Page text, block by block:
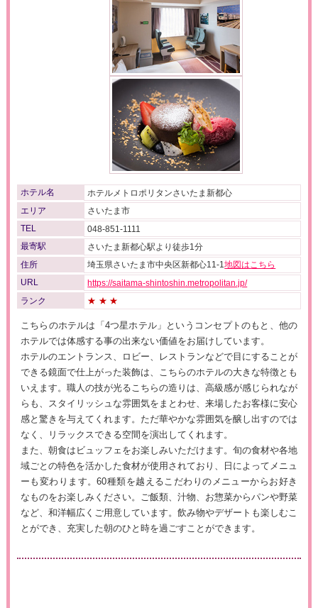
ホテル名
ホテルメトロポリタンさいたま新都心
エリア
さいたま市
TEL
048-851-1111
最寄駅
さいたま新都心駅より徒歩1分
住所
埼玉県さいたま市中央区新都心11-1地図はこちら
URL
https://saitama-shintoshin.metropolitan.jp/
ランク
★★★
こちらのホテルは「4つ星ホテル」というコンセプトのもと、他の
ホテルでは体感する事の出来ない価値をお届けしています。
ホテルのエントランス、ロビー、レストランなどで目にすることが
できる鏡面で仕上がった装飾は、こちらのホテルの大きな特徴とも
いえます。職人の技が光るこちらの造りは、高級感が感じられなが
らも、スタイリッシュな雰囲気をまとわせ、来場したお客様に安心
感と驚きを与えてくれます。ただ華やかな雰囲気を醸し出すのでは
なく、リラックスできる空間を演出してくれます。
また、朝食はビュッフェをお楽しみいただけます。旬の食材や各地
域ごとの特色を活かした食材が使用されており、日によってメニュ
ーも変わります。60種類を越えるこだわりのメニューからお好き
なものをお楽しみください。ご飯類、汁物、お惣菜からパンや野菜
など、和洋幅広くご用意しています。飲み物やデザートも楽しむこ
とができ、充実した朝のひと時を過ごすことができます。